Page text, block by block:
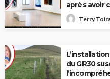
après avoir
Terry
du GR30